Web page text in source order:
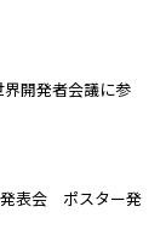
開発者会議に参
発表会 ポスター発